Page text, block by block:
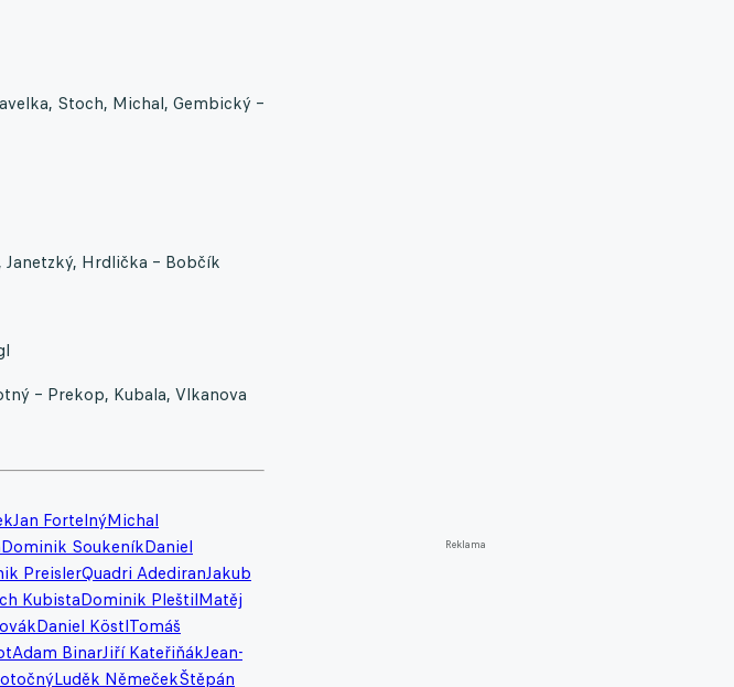
Reklama
Stoch, Michal, Gembický –
Janetzký, Hrdlička – Bobčík
– Prekop, Kubala, Vlkanova
Jan FortelnýMichal
Dominik SoukeníkDaniel
PreislerQuadri AdediranJakub
KubistaDominik PleštilMatěj
Daniel KöstlTomáš
Adam BinarJiří KateřiňákJean-
Luděk NěmečekŠtěpán